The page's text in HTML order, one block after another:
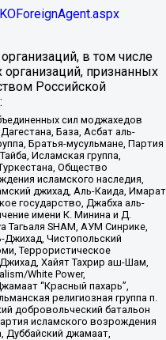
в том числе
признанных
Российской
сил моджахедов
База, Асбат аль-
Братья-мусульмане, Партия
Исламская группа,
Общество
исламского наследия,
джихад, Аль-Каида, Имарат
государство, Джабха аль-
имени К. Минина и Д.
Тагьаля SHAM, АУМ Синрике,
Чистопольский
Террористическое
Хайят Тахрир аш-Шам,
White Power,
“Красный пахарь”,
религиозная группа п.
добровольческий батальон
исламского возрождения
Дуббайский джамаат,